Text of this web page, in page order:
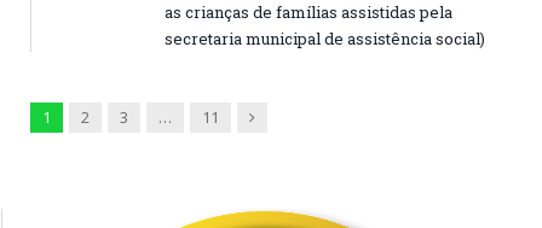
as crianças de famílias assistidas pela
secretaria municipal de assistência social)
1 2 3 … 11 Next